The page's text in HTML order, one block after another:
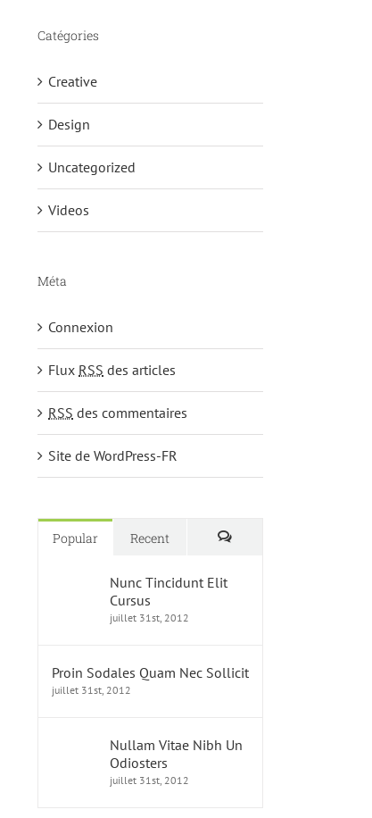
Catégories
Creative
Design
Uncategorized
Videos
Méta
Connexion
Flux RSS des articles
RSS des commentaires
Site de WordPress-FR
Popular
Recent
Nunc Tincidunt Elit
Cursus
juillet 31st, 2012
Proin Sodales Quam Nec Sollicit
juillet 31st, 2012
Nullam Vitae Nibh Un
Odiosters
juillet 31st, 2012